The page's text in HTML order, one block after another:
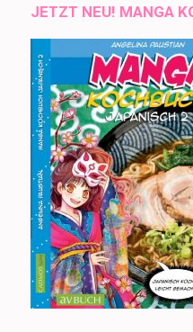
JETZT NEU! MANGA